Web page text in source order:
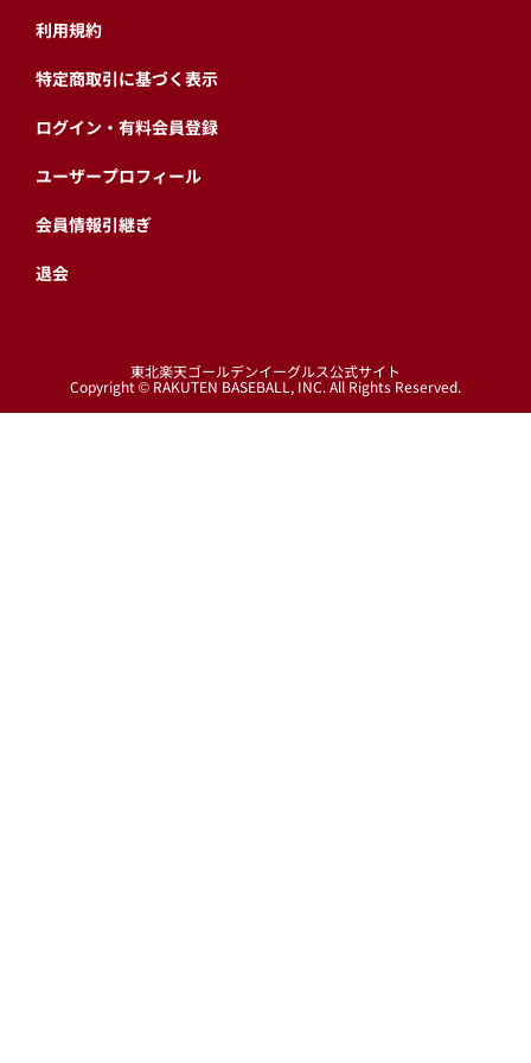
退会
東北楽天ゴールデンイーグルス公式サイト
Copyright © RAKUTEN BASEBALL, INC. All Rights Reserved.